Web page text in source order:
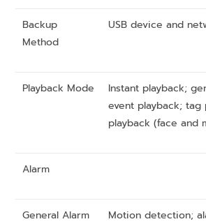
Backup
Method
USB device and
Playback Mode
Instant playback;
event playback; tag
playback (face and
Alarm
General Alarm
Motion detection;